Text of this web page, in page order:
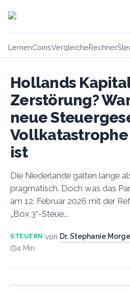
LernenCoinsVergleicheRechner
Hollands
Zerstörung?
neue
ist
Die Niederlande galten lange
pragmatisch. Doch was das
am 12. Februar 2026 mit der
„Box 3“-Steue...
STEUERN von Dr. Stephanie
4 Min.